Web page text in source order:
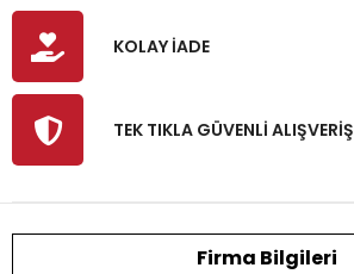
KOLAY İADE
TEK TIKLA GÜVENLİ ALIŞVERİŞ
Firma Bilgileri